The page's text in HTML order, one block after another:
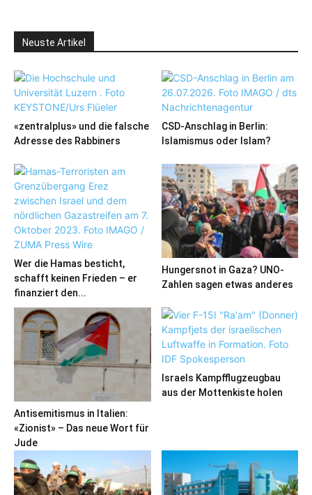
Neuste Artikel
«zentralplus» und die falsche
Adresse des Rabbiners
CSD-Anschlag in Berlin:
Islamismus oder Islam?
Wer die Hamas besticht,
schafft keinen Frieden – er
finanziert den...
Hungersnot in Gaza? UNO-
Zahlen sagen etwas anderes
Antisemitismus in Italien:
«Zionist» – Das neue Wort für
Jude
Israels Kampfflugzeugbau
aus der Mottenkiste holen